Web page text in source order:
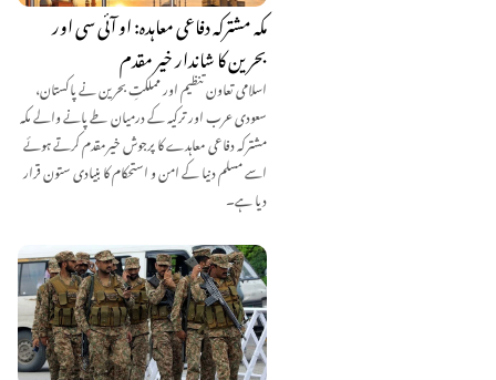
مکہ مشترکہ دفاعی معاہدہ: او آئی سی اور
بحرین کا شاندار خیر مقدم
اسلامی تعاون تنظیم اور مملکتِ بحرین نے پاکستان،
سعودی عرب اور ترکیہ کے درمیان طے پانے والے مکہ
مشترکہ دفاعی معاہدے کا پرجوش خیرمقدم کرتے ہوئے
اسے مسلم دنیا کے امن و استحکام کا بنیادی ستون قرار
دیا ہے۔